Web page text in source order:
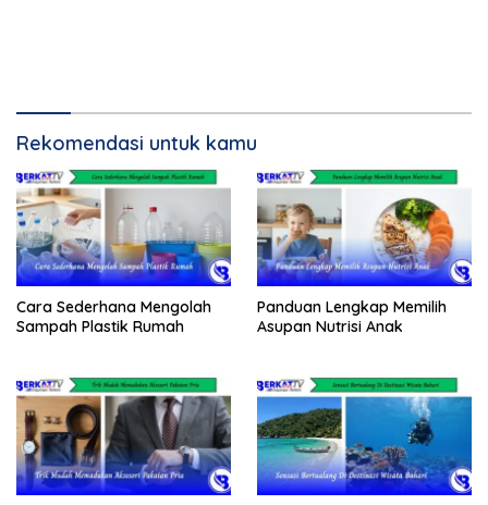
Rekomendasi untuk kamu
Cara Sederhana Mengolah
Sampah Plastik Rumah
Panduan Lengkap Memilih
Asupan Nutrisi Anak